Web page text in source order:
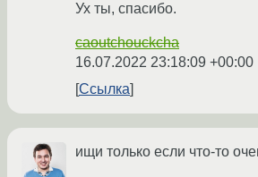
Ух ты, спасибо.
caoutchouckcha
16.07.2022 23:18:09 +00:00
Ссылка
ищи только если что-то